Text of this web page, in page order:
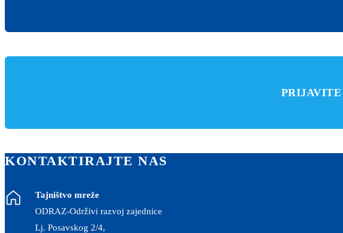
KONTAKTIRAJTE NAS
Tajništvo mreže
ODRAZ-Održivi razvoj zajednice
Lj. Posavskog 2/4,